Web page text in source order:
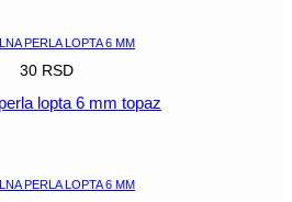
PERLA LOPTA 6 MM
30 RSD
lopta 6 mm topaz
PERLA LOPTA 6 MM